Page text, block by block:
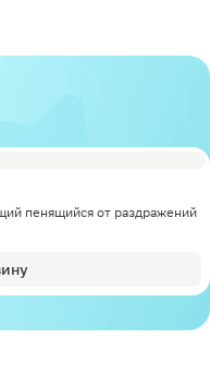
пенящийся от раздражений